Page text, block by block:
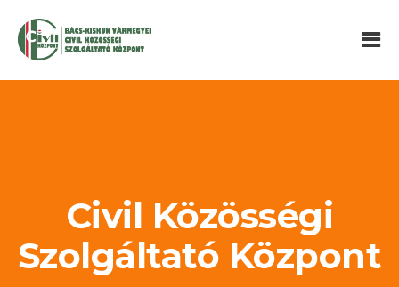
Civil Közösségi
Szolgáltató Központ